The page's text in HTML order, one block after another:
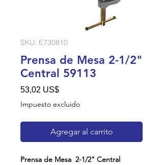
SKU: E730810
Prensa de Mesa 2-1/2"
Central 59113
53,02 US$Precio
Impuesto excluido
Agregar al carrito
Prensa de Mesa 2-1/2" Central